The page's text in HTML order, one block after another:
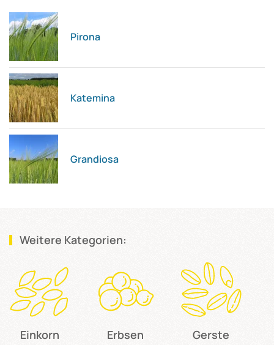
Pirona
Katemina
Grandiosa
Weitere Kategorien:
Einkorn Erbsen Gerste